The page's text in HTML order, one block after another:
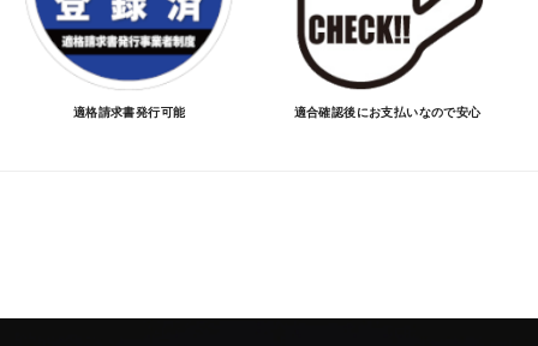
適格請求書発行可能 適合確認後にお支払いなので安心